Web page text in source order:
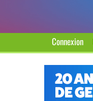
Connexion